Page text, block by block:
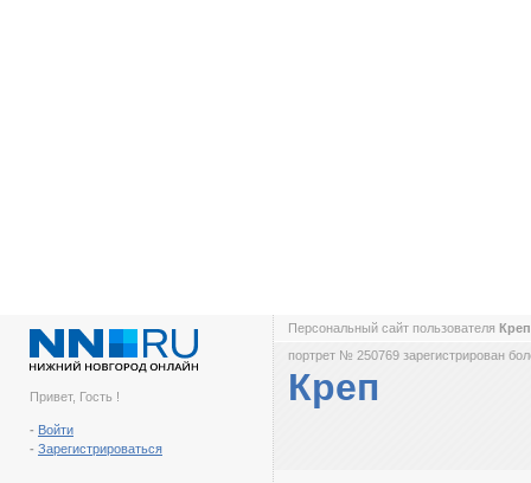
Привет, Гость !
- Войти
- Зарегистрироваться
Персональный сайт пользователя
портрет № 250769 зарегистрирован
Креп